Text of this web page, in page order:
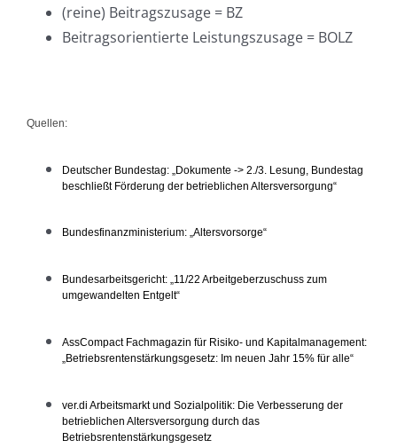
(reine) Beitragszusage = BZ
Beitragsorientierte Leistungszusage = BOLZ
Quellen:
Deutscher Bundestag: „Dokumente -> 2./3. Lesung, Bundestag
beschließt Förderung der betrieblichen Altersversorgung“
Bundesfinanzministerium: „Altersvorsorge“
Bundesarbeitsgericht: „11/22 Arbeitgeberzuschuss zum
umgewandelten Entgelt“
AssCompact Fachmagazin für Risiko- und Kapitalmanagement:
„Betriebsrentenstärkungsgesetz: Im neuen Jahr 15% für alle“
ver.di Arbeitsmarkt und Sozialpolitik: Die Verbesserung der
betrieblichen Altersversorgung durch das
Betriebsrentenstärkungsgesetz